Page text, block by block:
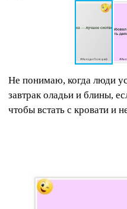
Не понимаю, когда люди
завтрак оладьи и блины,
чтобы встать с кровати и